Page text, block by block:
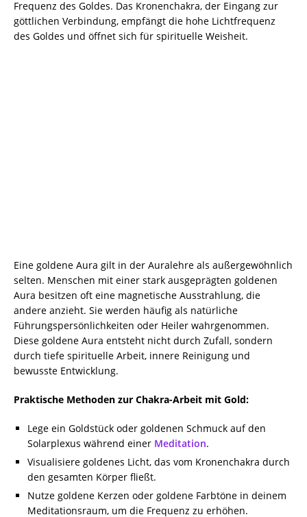
Frequenz des Goldes. Das Kronenchakra, der Eingang zur
göttlichen Verbindung, empfängt die hohe Lichtfrequenz
des Goldes und öffnet sich für spirituelle Weisheit.
Eine goldene Aura gilt in der Auralehre als außergewöhnlich
selten. Menschen mit einer stark ausgeprägten goldenen
Aura besitzen oft eine magnetische Ausstrahlung, die
andere anzieht. Sie werden häufig als natürliche
Führungspersönlichkeiten oder Heiler wahrgenommen.
Diese goldene Aura entsteht nicht durch Zufall, sondern
durch tiefe spirituelle Arbeit, innere Reinigung und
bewusste Entwicklung.
Praktische Methoden zur Chakra-Arbeit mit Gold:
Lege ein Goldstück oder goldenen Schmuck auf den
Solarplexus während einer Meditation.
Visualisiere goldenes Licht, das vom Kronenchakra durch
den gesamten Körper fließt.
Nutze goldene Kerzen oder goldene Farbtöne in deinem
Meditationsraum, um die Frequenz zu erhöhen.